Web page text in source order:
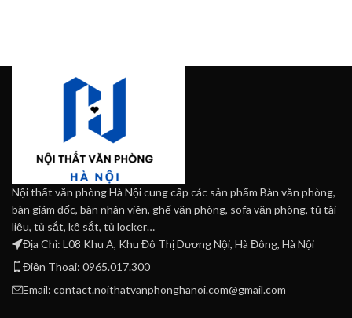
Nội thất văn phòng Hà Nội cung cấp các sản phẩm Bàn văn phòng,
bàn giám đốc, bàn nhân viên, ghế văn phòng, sofa văn phòng, tủ tài
liệu, tủ sắt, kệ sắt, tủ locker…
Địa Chỉ: L08 Khu A, Khu Đô Thị Dương Nội, Hà Đông, Hà Nội
Điện Thoại: 0965.017.300
Email: contact.noithatvanphonghanoi.com@gmail.com